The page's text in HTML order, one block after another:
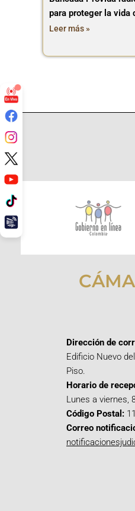
para proteger la vida
Leer más »
Dirección de
Edificio Nuevo
Piso.
Horario de
Lunes a viernes,
Código Postal:
Correo